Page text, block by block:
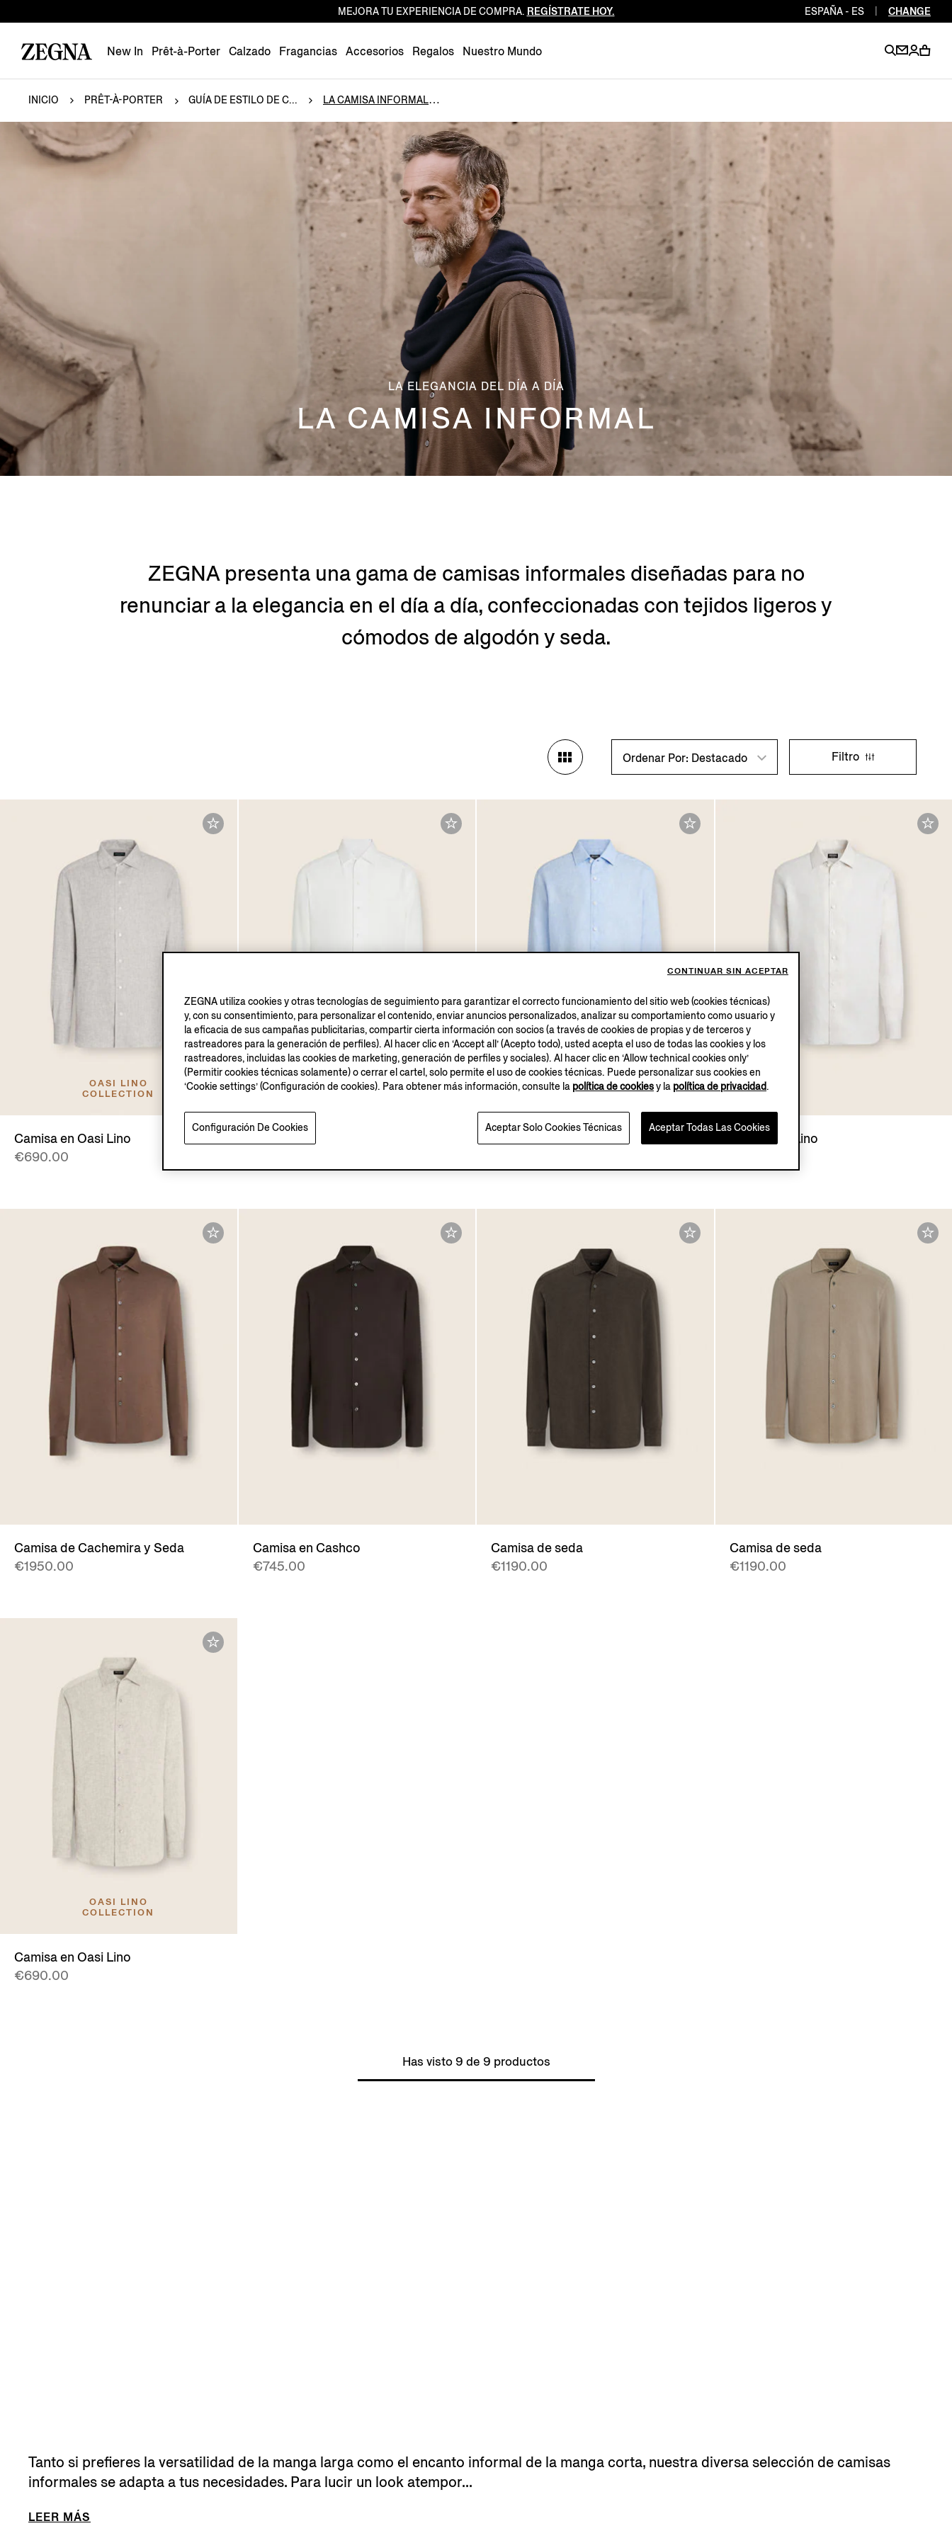
Luxembourg EN
Netherlands EN
Romania
Slovakia
Slovenia
Spain
Sweden
Switzerland
Turkey
United Kingdom
MEJORA TU EXPERIENCIA DE COMPRA. REGÍSTRATE HOY. ESPAÑA - ES CHANGE
New In Prêt-à-Porter Calzado Fragancias Accesorios Regalos Nuestro Mundo
INICIO PRÊT-À-PORTER GUÍA DE ESTILO DE C... LA CAMISA INFORMAL
LA ELEGANCIA DEL DÍA A DÍA
LA CAMISA INFORMAL
ZEGNA presenta una gama de camisas informales diseñadas para no
renunciar a la elegancia en el día a día, confeccionadas con tejidos ligeros y
cómodos de algodón y seda.
Filtro
Ordenar Por: Destacado
OASI LINO
COLLECTION
Camisa en Oasi Lino
€690.00
OASI LINO
COLLECTION
Camisa en Oasi Lino
OASI LINO
COLLECTION
Camisa en Oasi Lino
Camisa de Lino
Camisa de Cachemira y Seda
€1950.00
Camisa en Cashco
€745.00
Camisa de seda
€1190.00
Camisa de seda
€1190.00
OASI LINO
COLLECTION
Camisa en Oasi Lino
€690.00
Has visto 9 de 9 productos
Tanto si prefieres la versatilidad de la manga larga como el encanto informal de la manga corta, nuestra diversa selección de camisas
informales se adapta a tus necesidades. Para lucir un look atempor...
LEER MÁS
ZEGNA utiliza cookies y otras tecnologías de seguimiento para garantizar el correcto funcionamiento del sitio web (cookies técnicas)
y, con su consentimiento, para personalizar el contenido, enviar anuncios personalizados, analizar su comportamiento como usuario y
la eficacia de sus campañas publicitarias, compartir cierta información con socios (a través de cookies de propias y de terceros y
rastreadores para la generación de perfiles). Al hacer clic en ‘Accept all’ (Acepto todo), usted acepta el uso de todas las cookies y los
rastreadores, incluidas las cookies de marketing, generación de perfiles y sociales). Al hacer clic en ‘Allow technical cookies only’
(Permitir cookies técnicas solamente) o cerrar el cartel, solo permite el uso de cookies técnicas. Puede personalizar sus cookies en
‘Cookie settings’ (Configuración de cookies). Para obtener más información, consulte la política de cookiesy la política de privacidad.
Aceptar Solo Cookies Técnicas Aceptar Todas Las Cookies
Configuración De Cookies
CONTINUAR SIN ACEPTAR